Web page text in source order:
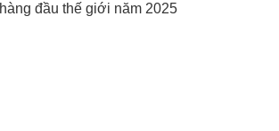
hàng đầu thế giới năm 2025